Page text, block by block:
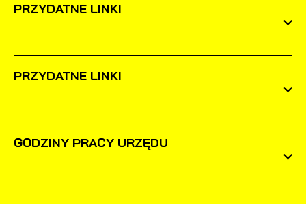
PRZYDATNE LINKI
PRZYDATNE LINKI
GODZINY PRACY URZĘDU